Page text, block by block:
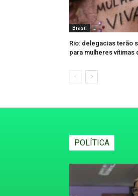
Brasil
Rio: delegacias terão
para mulheres vítimas
POLÍTICA